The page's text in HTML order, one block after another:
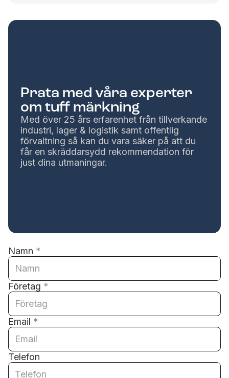
Prata med våra experter
om tuff märkning
Med över 25 års erfarenhet från tillverkande
industri, lager & logistik samt offentlig
förvaltning så kan du vara säker på att du
får en skräddarsydd rekommendation för
just dina utmaningar.
Namn *
Företag *
Email *
Telefon